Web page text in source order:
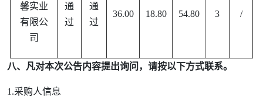
馨实业
有限公
司
通
过
通
过
36.00 18.80 54.80 3 /
八、凡对本次公告内容提出询问，请按以下方式联系。
1.采购人信息